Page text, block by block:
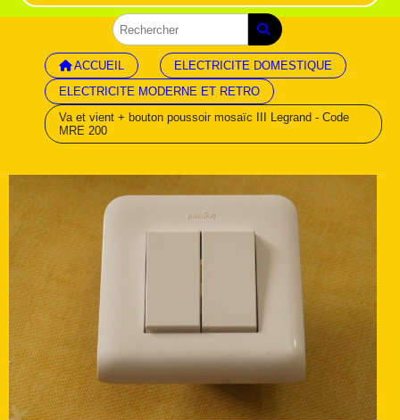
ACCUEIL
ELECTRICITE DOMESTIQUE
ELECTRICITE MODERNE ET RETRO
Va et vient + bouton poussoir mosaïc III Legrand - Code
MRE 200